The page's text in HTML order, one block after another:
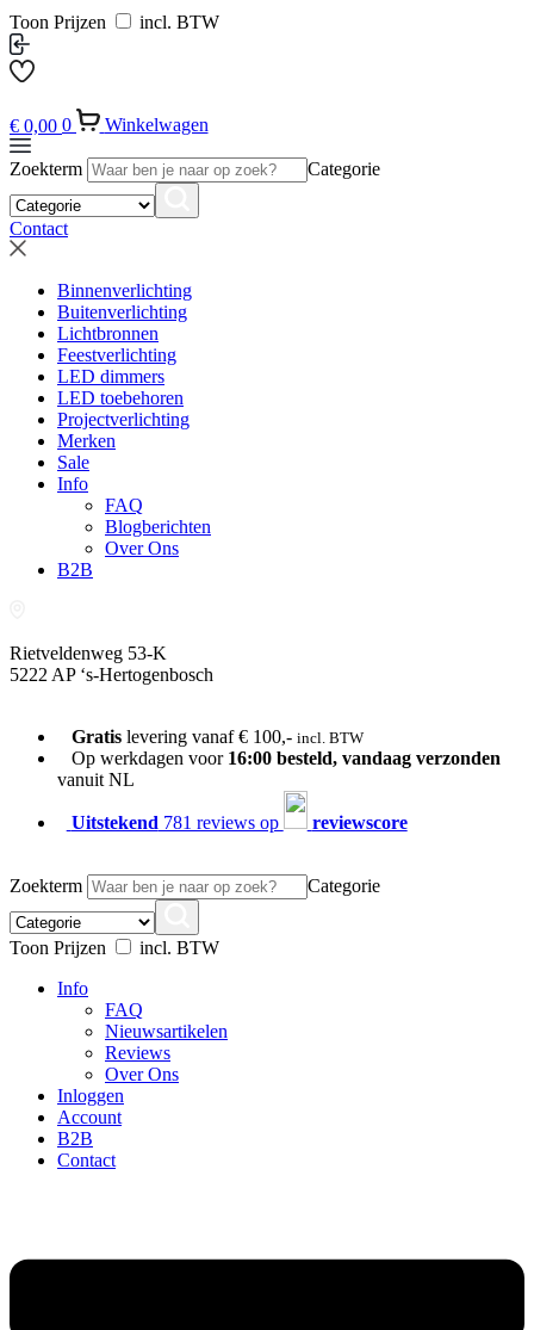
Toon Prijzen incl. BTW
€ 0,00 0 Winkelwagen
Zoekterm Categorie
Contact
Binnenverlichting
Buitenverlichting
Lichtbronnen
Feestverlichting
LED dimmers
LED toebehoren
Projectverlichting
Merken
Sale
Info
FAQ
Blogberichten
Over Ons
B2B
Rietveldenweg 53-K
5222 AP ‘s-Hertogenbosch
Gratislevering vanaf € 100,- incl. BTW
Op werkdagen voor 16:00 besteld, vandaag verzonden
vanuit NL
Uitstekend 781 reviews op reviewscore
Zoekterm Categorie
Toon Prijzen
incl. BTW
Info
FAQ
Nieuwsartikelen
Reviews
Over Ons
Inloggen
Account
B2B
Contact